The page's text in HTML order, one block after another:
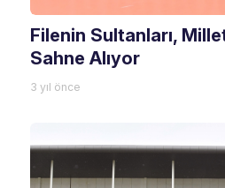
Filenin Sultanları,
Sahne Alıyor
3 yıl önce